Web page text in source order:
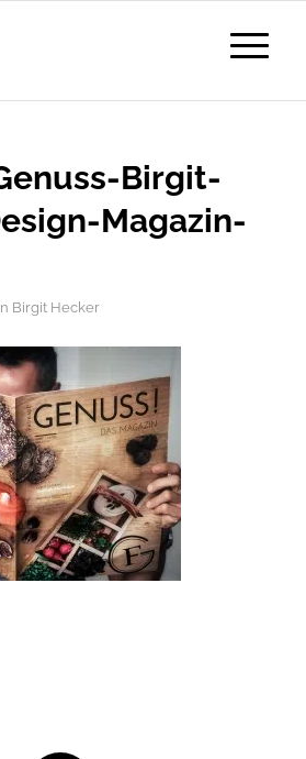
Birgit-
Magazin-
Birgit Hecker